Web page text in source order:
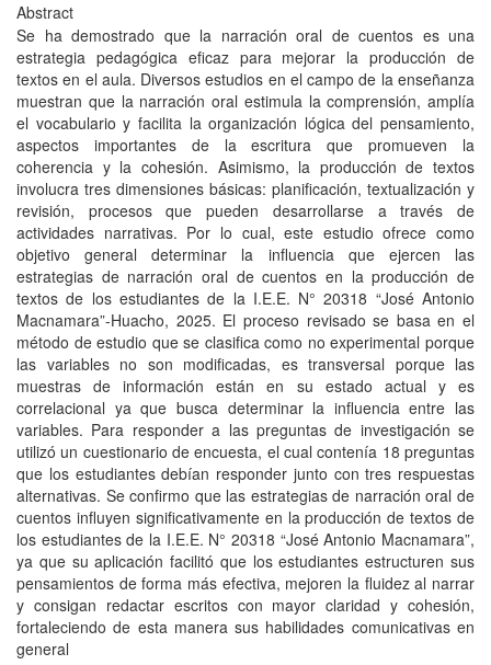
Abstract
Se ha demostrado que la narración oral de cuentos es una
estrategia pedagógica eficaz para mejorar la producción de
textos en el aula. Diversos estudios en el campo de la enseñanza
muestran que la narración oral estimula la comprensión, amplía
el vocabulario y facilita la organización lógica del pensamiento,
aspectos importantes de la escritura que promueven la
coherencia y la cohesión. Asimismo, la producción de textos
involucra tres dimensiones básicas: planificación, textualización y
revisión, procesos que pueden desarrollarse a través de
actividades narrativas. Por lo cual, este estudio ofrece como
objetivo general determinar la influencia que ejercen las
estrategias de narración oral de cuentos en la producción de
textos de los estudiantes de la I.E.E. N° 20318 “José Antonio
Macnamara”-Huacho, 2025. El proceso revisado se basa en el
método de estudio que se clasifica como no experimental porque
las variables no son modificadas, es transversal porque las
muestras de información están en su estado actual y es
correlacional ya que busca determinar la influencia entre las
variables. Para responder a las preguntas de investigación se
utilizó un cuestionario de encuesta, el cual contenía 18 preguntas
que los estudiantes debían responder junto con tres respuestas
alternativas. Se confirmo que las estrategias de narración oral de
cuentos influyen significativamente en la producción de textos de
los estudiantes de la I.E.E. N° 20318 “José Antonio Macnamara”,
ya que su aplicación facilitó que los estudiantes estructuren sus
pensamientos de forma más efectiva, mejoren la fluidez al narrar
y consigan redactar escritos con mayor claridad y cohesión,
fortaleciendo de esta manera sus habilidades comunicativas en
general